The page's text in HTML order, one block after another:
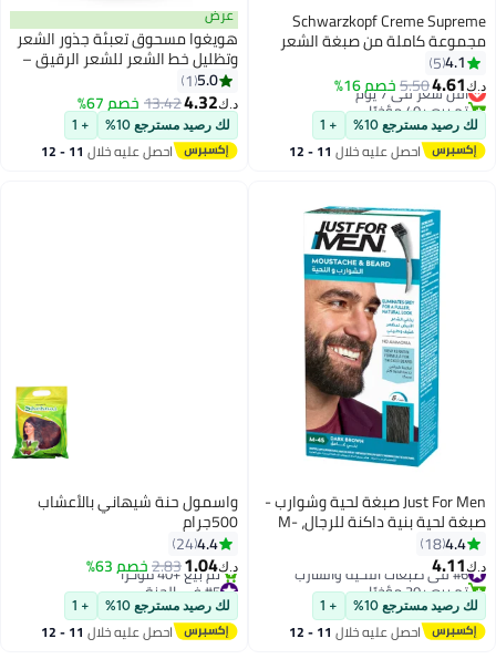
Schwarzkopf Creme Supreme
مجموعة كاملة من صبغة الشعر
الدائمة 5-0 بني طبيعي
4.1
5
د.ك‏4.61
5.50خصم 16%أقل سعر في 7 يوم
تم بيع +40 مؤخرًا
أقل سعر في 7 يوم
لك رصيد مسترجع 10% + 1
احصل عليه خلال 11 - 12
اغسطس
عرض
هويغوا مسحوق تعبئة جذور الشعر
وتظليل خط الشعر للشعر الرقيق –
مع معطف فوري لإخفاء جذور
الشعر الشابحة، مغذي بالفحم
وفيتامين إي، مقاوم للماء، لزيادة
كثافة الشعر للنساء والرجال، اللون
الأسود 4 جرام
5.0
1
د.ك‏4.32
13.42خصم 67%
لك رصيد مسترجع 10% + 1
احصل عليه خلال 11 - 12
اغسطس
Just For Men صبغة لحية وشوارب -
صبغة لحية بنية داكنة للرجال، M-
45، جل لون سهل الاستخدام مع
البيوتين وزيت جوز الهند والألوة
لشعر وجه أكثر كثافة وصحة
4.4
18
د.ك‏4.11
#6 في صبغات اللحية والشارب
تم بيع +30 مؤخرًا
#6 في صبغات اللحية والشارب
لك رصيد مسترجع 10% + 1
احصل عليه خلال 11 - 12
واسمول حنة شيهاني بالأعشاب
500جرام
4.4
24
د.ك‏1.04
2.83خصم 63%
#5 في الحنة
أقل سعر في 7 يوم
تم بيع +40 مؤخرًا
#5 في الحنة
لك رصيد مسترجع 10% + 1
احصل عليه خلال 11 - 12